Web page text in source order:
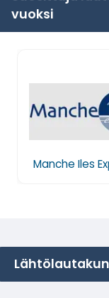
vuoksi
Manche Iles